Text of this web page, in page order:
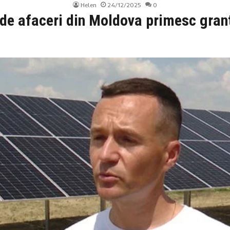
Helen 24/12/2025 0
afaceri din Moldova primesc